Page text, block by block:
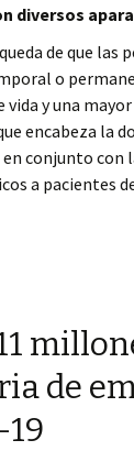
diversos
de que las
o
vida y una
encabeza la
conjunto con
a pacientes
de
de